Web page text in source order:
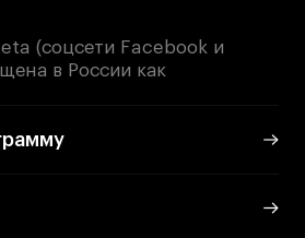
(соцсети Facebook и
в России как